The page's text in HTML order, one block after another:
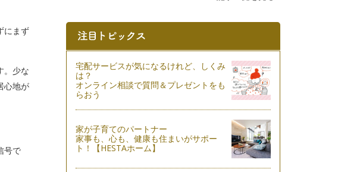
にまず
。少な
心地が
号で
宅配サービスが気になるけれど、しくみ
は？
オンライン相談で質問＆プレゼントをも
らおう
家が子育てのパートナー
家事も、心も、健康も住まいがサポー
ト！【HESTAホーム】